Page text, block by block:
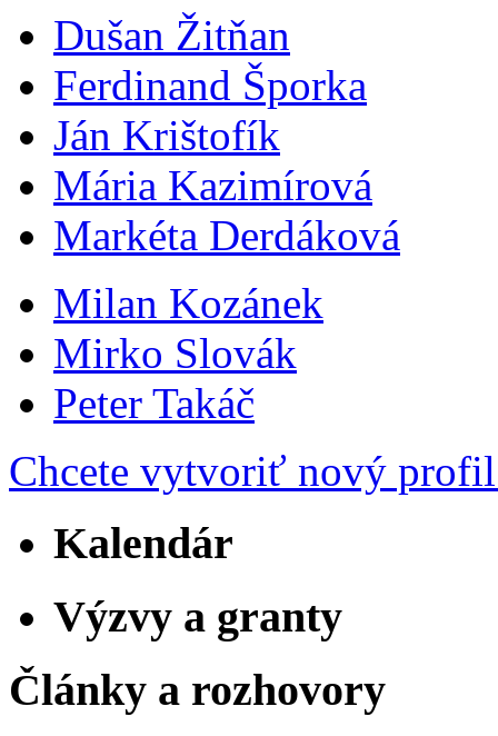
Dušan Žitňan
Ferdinand Šporka
Ján Krištofík
Mária Kazimírová
Markéta Derdáková
Milan Kozánek
Mirko Slovák
Peter Takáč
Chcete vytvoriť nový
Kalendár
Výzvy a granty
Články a rozhovory